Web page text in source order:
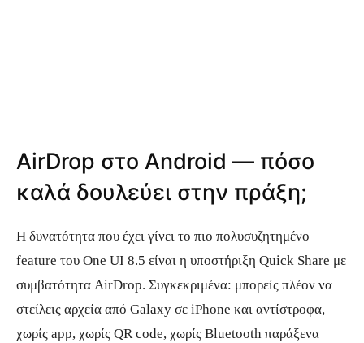
AirDrop στο Android — πόσο
καλά δουλεύει στην πράξη;
Η δυνατότητα που έχει γίνει το πιο πολυσυζητημένο
feature του One UI 8.5 είναι η υποστήριξη Quick Share με
συμβατότητα AirDrop. Συγκεκριμένα: μπορείς πλέον να
στείλεις αρχεία από Galaxy σε iPhone και αντίστροφα,
χωρίς app, χωρίς QR code, χωρίς Bluetooth παράξενα